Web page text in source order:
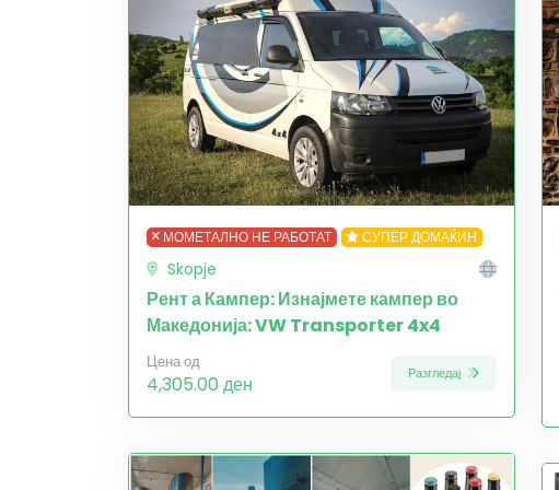
МОМЕТАЛНО НЕ РАБОТАТ СУПЕР ДОМАЌИН
Skopje
Рент а Кампер: Изнајмете кампер во
Македонија: VW Transporter 4x4
Цена од
4,305.00 ден Разгледај